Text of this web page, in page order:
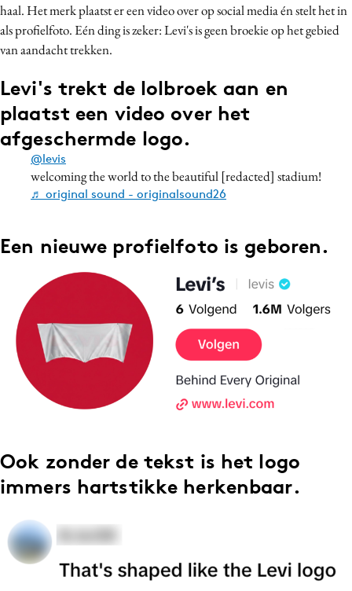
Digital transformation
Diversiteit
Effectiviteit
Gedragsverandering
Influencer marketing
Interne communicatie
Martech
Media
Merkstrategie
Programmatic
Purpose Marketing
Reputatie & crisis
haal. Het merk plaatst er een video over op social media én stelt het in
als profielfoto. Eén ding is zeker: Levi's is geen broekie op het gebied
van aandacht trekken.
Levi's trekt de lolbroek aan en
plaatst een video over het
afgeschermde logo.
@levis
welcoming the world to the beautiful [redacted] stadium!
♬ original sound - originalsound26
Een nieuwe profielfoto is geboren.
Ook zonder de tekst is het logo
immers hartstikke herkenbaar.